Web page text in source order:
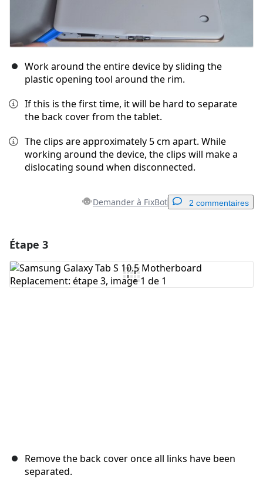
Work around the entire device by sliding the
plastic opening tool around the rim.
If this is the first time, it will be hard to separate
the back cover from the tablet.
The clips are approximately 5 cm apart. While
working around the device, the clips will make a
dislocating sound when disconnected.
Demander à FixBot 2 commentaires
Ajouter un commentaire
Étape 3
Remove the back cover once all links have been
separated.